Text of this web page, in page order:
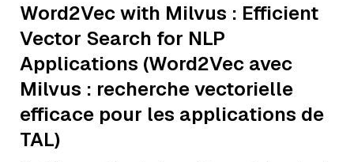
Word2Vec with Milvus : Efficient
Vector Search for NLP
Applications (Word2Vec avec
Milvus : recherche vectorielle
efficace pour les applications de
TAL)